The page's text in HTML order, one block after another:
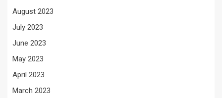
August 2023
July 2023
June 2023
May 2023
April 2023
March 2023